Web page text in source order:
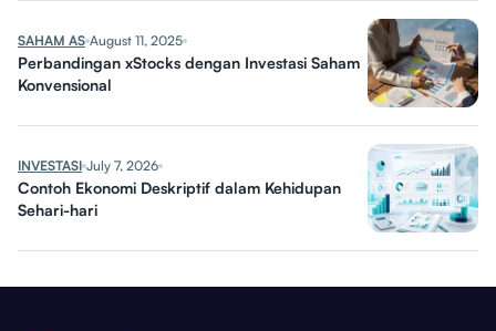
SAHAM AS August 11, 2025
Perbandingan xStocks dengan Investasi Saham
Konvensional
INVESTASI July 7, 2026
Contoh Ekonomi Deskriptif dalam Kehidupan
Sehari-hari